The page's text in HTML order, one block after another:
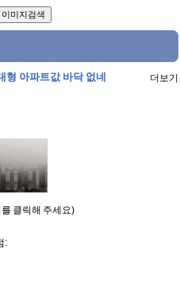
아파트값 바닥 없네 더보기
클릭해 주세요)
: